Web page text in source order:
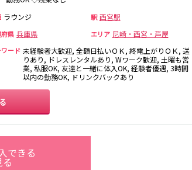
ラウンジ 駅 西宮駅
県 兵庫県 エリア 尼崎・西宮・芦屋
ード 未経験者大歓迎, 全額日払いＯＫ, 終電上がりＯＫ, 送
りあり, ドレスレンタルあり, Wワーク歓迎, 土曜も営
業, 私服OK, 友達と一緒に体入OK, 経験者優遇, 3時間
以内の勤務OK, ドリンクバックあり
できる